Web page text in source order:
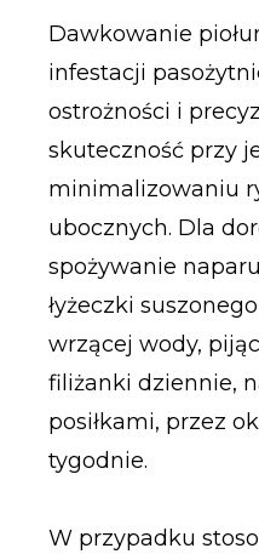
Dawkowanie
infestacji
ostrożności i
skuteczność przy
minimalizowaniu
ubocznych. Dla
spożywanie
łyżeczki
wrzącej wody,
filiżanki dziennie,
posiłkami, przez
tygodnie.
W przypadku